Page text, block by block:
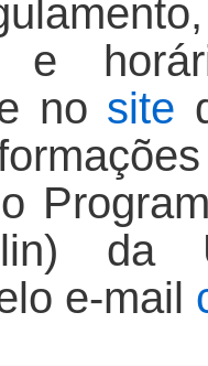
e
no site
da
e-mail